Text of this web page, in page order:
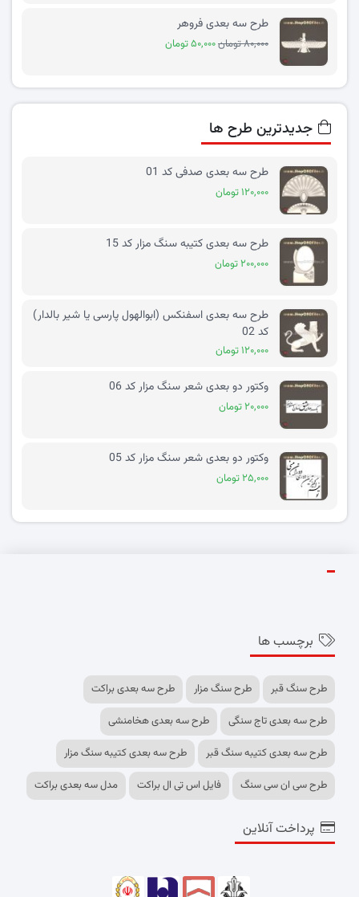
طرح سه بعدی فروهر
۸۰,۰۰۰ تومان ۵۰,۰۰۰ تومان
جدیدترین طرح ها
طرح سه بعدی صدفی کد 01
۱۲۰,۰۰۰ تومان
طرح سه بعدی کتیبه سنگ مزار کد 15
۲۰۰,۰۰۰ تومان
طرح سه بعدی اسفنکس (ابوالهول پارسی یا شیر بالدار)
کد 02
۱۲۰,۰۰۰ تومان
وکتور دو بعدی شعر سنگ مزار کد 06
۲۰,۰۰۰ تومان
وکتور دو بعدی شعر سنگ مزار کد 05
۲۵,۰۰۰ تومان
برچسب ها
طرح سنگ قبر طرح سنگ مزار
طرح سه بعدی براکت
طرح سه بعدی تاج سنگی
طرح سه بعدی هخامنشی
طرح سه بعدی کتیبه سنگ قبر
طرح سه بعدی کتیبه سنگ مزار
طرح سی ان سی سنگ
فایل اس تی ال براکت مدل سه بعدی براکت
پرداخت آنلاین